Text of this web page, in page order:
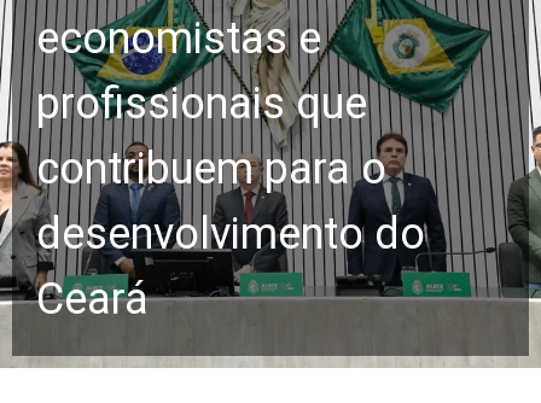
economistas e
profissionais que
contribuem para o
desenvolvimento do
Ceará